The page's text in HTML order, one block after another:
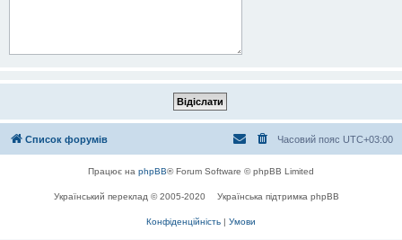
Список форумів Часовий пояс UTC+03:00
Працює на phpBB® Forum Software © phpBB Limited
Український переклад © 2005-2020 Українська підтримка phpBB
Конфіденційність | Умови